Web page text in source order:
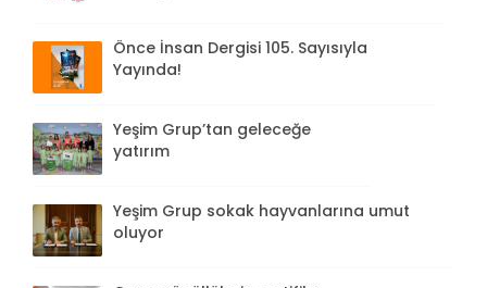
Önce İnsan Dergisi 105. Sayısıyla
Yayında!
Yeşim Grup’tan geleceğe
yatırım
Yeşim Grup sokak hayvanlarına umut
oluyor